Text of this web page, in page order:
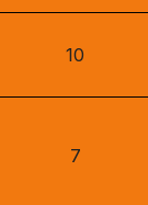
10
7